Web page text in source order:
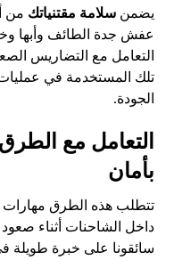
يضمنسلامة مقتنياتك من
عفش جدة الطائف وأبها
التعامل مع التضاريس
تلك المستخدمة في
الجودة.
التعامل مع
بأمان
تتطلب هذه الطرق مهارات
داخل الشاحنات أثناء
سائقونا على خبرة طويلة